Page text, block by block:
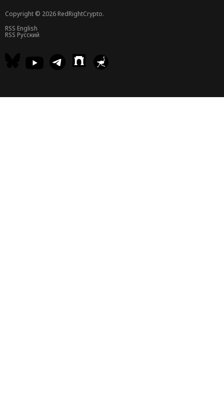
Copyright © 2026 RedRightCrypto.
RSS English
RSS Русский